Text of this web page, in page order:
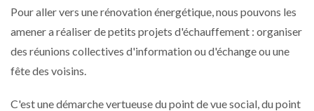
Pour aller vers une rénovation énergétique, nous pouvons les
amener a réaliser de petits projets d'échauffement : organiser
des réunions collectives d'information ou d'échange ou une
fête des voisins.
C'est une démarche vertueuse du point de vue social, du point